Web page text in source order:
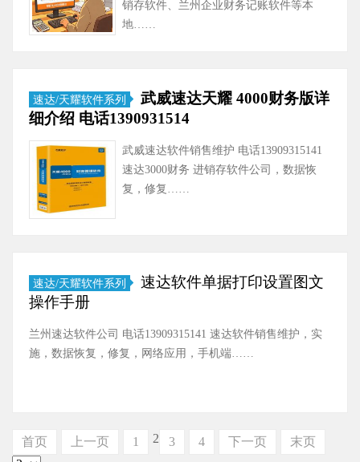
销存软件、兰州企业财务记账软件等本
地……
速达/天耀软件系列
武威速达天耀 4000财务版详
细介绍 电话1390931514
武威速达软件销售维护 电话13909315141
速达3000财务 进销存软件公司，数据恢
复，修复……
速达/天耀软件系列
速达软件单据打印设置图文
操作手册
兰州速达软件公司 电话13909315141 速达软件销售维护，实
施，数据恢复，修复，网络应用，手机端……
首页 上一页 1 2 3 4 下一页 末页